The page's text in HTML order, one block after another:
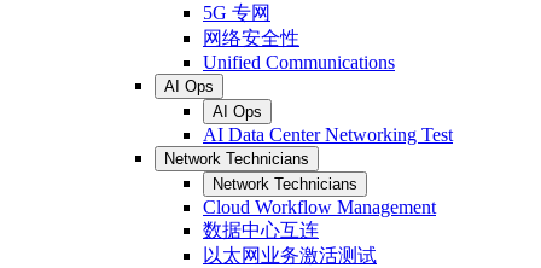
5G 专网
网络安全性
Unified Communications
AI Ops
AI Ops
AI Data Center Networking Test
Network Technicians
Network Technicians
Cloud Workflow Management
数据中心互连
以太网业务激活测试